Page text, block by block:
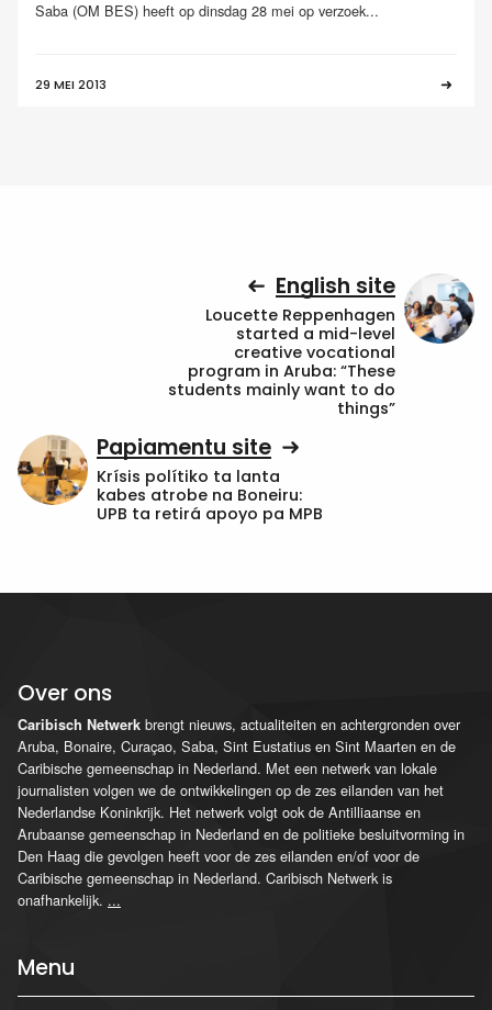
Saba (OM BES) heeft op dinsdag 28 mei op verzoek...
29 MEI 2013
English site
Loucette Reppenhagen
started a mid-level
creative vocational
program in Aruba: “These
students mainly want to do
things”
Papiamentu site
Krísis polítiko ta lanta
kabes atrobe na Boneiru:
UPB ta retirá apoyo pa MPB
Over ons
Caribisch Netwerk brengt nieuws, actualiteiten en achtergronden over
Aruba, Bonaire, Curaçao, Saba, Sint Eustatius en Sint Maarten en de
Caribische gemeenschap in Nederland. Met een netwerk van lokale
journalisten volgen we de ontwikkelingen op de zes eilanden van het
Nederlandse Koninkrijk. Het netwerk volgt ook de Antilliaanse en
Arubaanse gemeenschap in Nederland en de politieke besluitvorming in
Den Haag die gevolgen heeft voor de zes eilanden en/of voor de
Caribische gemeenschap in Nederland. Caribisch Netwerk is
onafhankelijk. ...
Menu